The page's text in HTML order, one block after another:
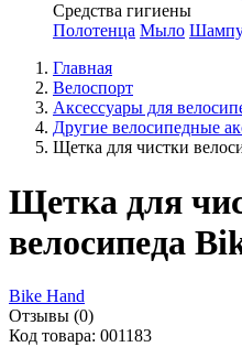
Средства гигиены
Полотенца Мыло
Главная
Велоспорт
Аксессуары для
Другие велосипедные
Щетка для чистки
Щетка для
велосипеда
Bike Hand
Отзывы (0)
Код товара: 001183